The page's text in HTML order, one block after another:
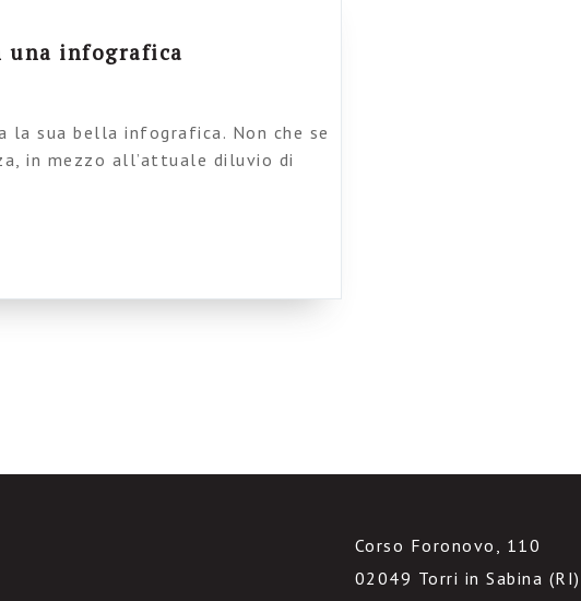
una infografica
la sua bella infografica. Non che se
in mezzo all’attuale diluvio di
Corso Foronovo, 110
02049 Torri in Sabina (RI)